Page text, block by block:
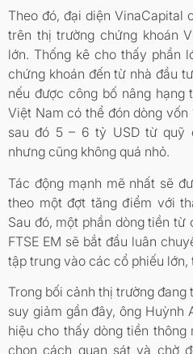
Theo đó, đại diện VinaCapital
trên thị trường chứng khoán
lớn. Thống kê cho thấy phần
chứng khoán đến từ nhà đầu
nếu được công bố nâng hạng
Việt Nam có thể đón dòng vốn
sau đó 5 – 6 tỷ USD từ quỹ
nhưng cũng không quá nhỏ.
Tác động mạnh mẽ nhất sẽ
theo một đợt tăng điểm với
Sau đó, một phần dòng tiền
FTSE EM sẽ bắt đầu luân
tập trung vào các cổ phiếu lớn,
Trong bối cảnh thị trường
suy giảm gần đây, ông Huỳnh
hiệu cho thấy dòng tiền
chọn cách quan sát và chờ